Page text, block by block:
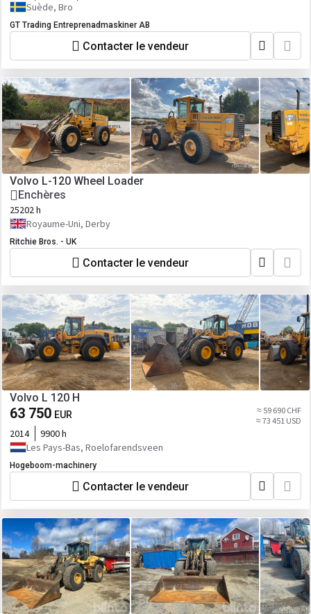
Suède, Bro
GT Trading Entreprenadmaskiner AB
Contacter le vendeur
Volvo L-120 Wheel Loader
Enchères
25202 h
Royaume-Uni, Derby
Ritchie Bros. - UK
Contacter le vendeur
Volvo L 120 H
63 750 EUR
≈ 59 690 CHF
≈ 73 451 USD
2014
9900 h
Les Pays-Bas, Roelofarendsveen
Hogeboom-machinery
Contacter le vendeur